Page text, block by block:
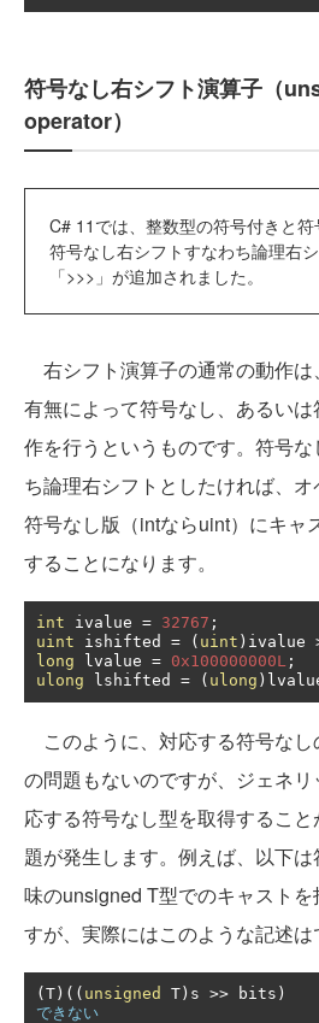
符号なし右シフト演算子（
operator）
C# 11では、整数型の符号付きと符
符号なし右シフトすなわち論理右
「>>>」が追加されました。
右シフト演算子の通常の動作
有無によって符号なし、あるい
作を行うというものです。符号
ち論理右シフトとしたければ、
符号なし版（intならuint）にキャ
することになります。
int ivalue = 32767 ;
uint ishifted = ( uint ) ivalue
long lvalue = 0x100000000L ;
ulong lshifted = ( ulong )
このように、対応する符号な
の問題もないのですが、ジェネ
応する符号なし型を取得するこ
題が発生します。例えば、以下
味のunsigned T型でのキャストを
すが、実際にはこのような記述は
(T)(( unsigned T) s >> bits )
できない